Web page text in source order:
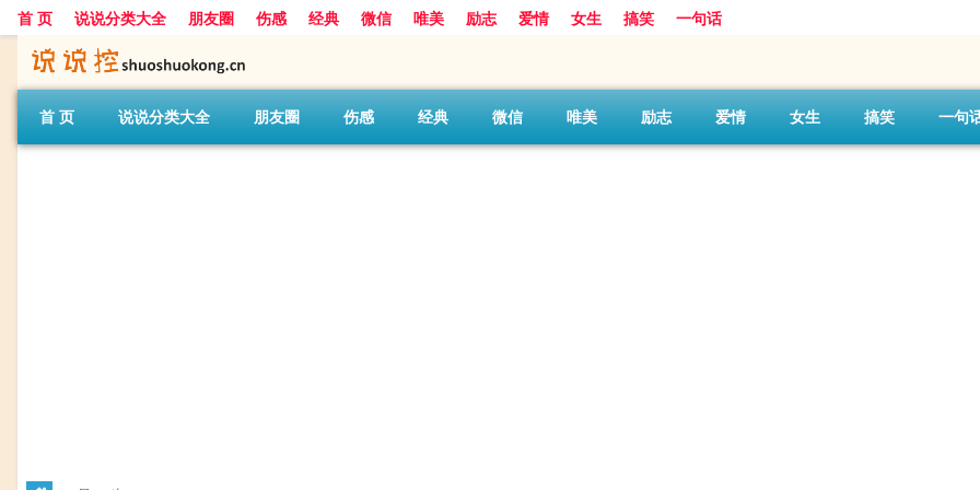
首 页 说说分类大全 朋友圈 伤感 经典 微信 唯美 励志 爱情 女生 搞笑 一句话
首 页 说说分类大全 朋友圈 伤感 经典 微信 唯美 励志 爱情 女生 搞笑 一句